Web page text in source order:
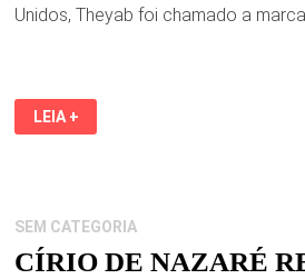
Unidos, Theyab foi chamado a
MORREU
O
DE
CARRO
LEIA +
SEM CATEGORIA
CÍRIO DE NAZARÉ